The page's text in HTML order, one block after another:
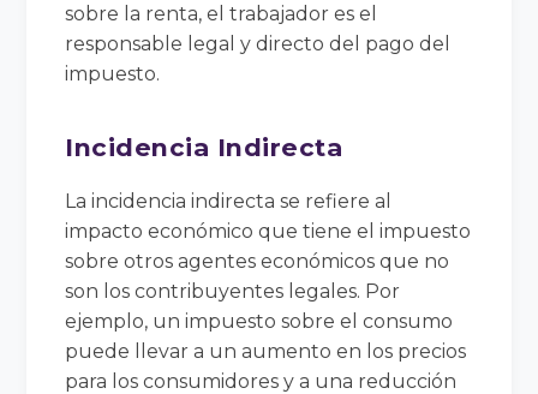
sobre la renta, el trabajador es el
responsable legal y directo del pago del
impuesto.
Incidencia Indirecta
La incidencia indirecta se refiere al
impacto económico que tiene el impuesto
sobre otros agentes económicos que no
son los contribuyentes legales. Por
ejemplo, un impuesto sobre el consumo
puede llevar a un aumento en los precios
para los consumidores y a una reducción